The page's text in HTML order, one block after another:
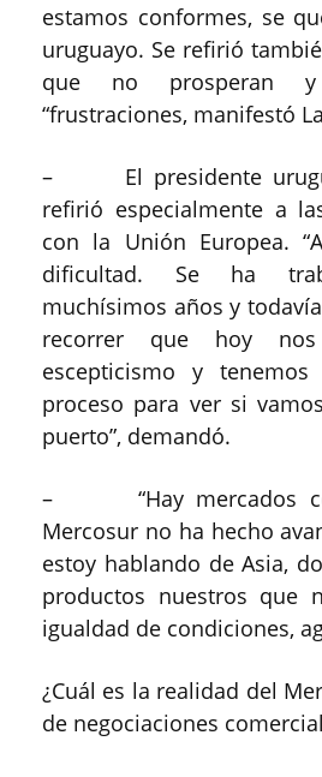
estamos conformes, se
uruguayo. Se refirió
que no prosperan
“frustraciones, manifestó
– El presidente
refirió especialmente a
con la Unión Europea.
dificultad. Se ha
muchísimos años y
recorrer que hoy
escepticismo y
proceso para ver si
puerto”, demandó.
– “Hay mercados
Mercosur no ha hecho
estoy hablando de Asia,
productos nuestros que
igualdad de condiciones,
¿Cuál es la realidad del
de negociaciones